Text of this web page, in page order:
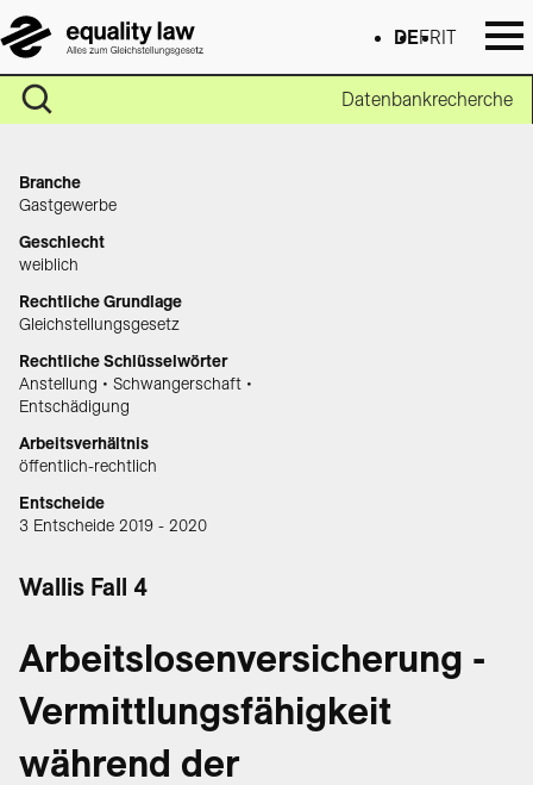
DEFR IT
Datenbankrecherche
Branche
Gastgewerbe
Geschlecht
weiblich
Rechtliche Grundlage
Gleichstellungsgesetz
Rechtliche Schlüsselwörter
Anstellung • Schwangerschaft •
Entschädigung
Arbeitsverhältnis
öffentlich-rechtlich
Entscheide
3 Entscheide 2019 - 2020
Wallis Fall 4
Arbeitslosenversicherung -
Vermittlungsfähigkeit
während der